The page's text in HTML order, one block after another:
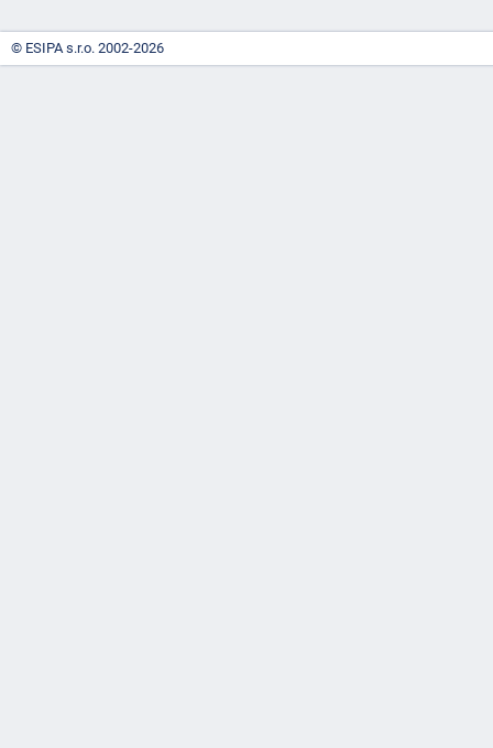
© ESIPA s.r.o. 2002-2026